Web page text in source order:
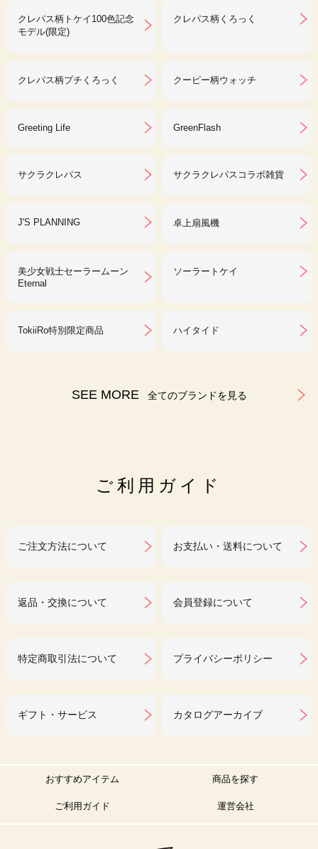
クレパス柄トケイ100色記念
モデル(限定)
クレパス柄くろっく
クレパス柄プチくろっく クーピー柄ウォッチ
Greeting Life GreenFlash
サクラクレパス サクラクレパスコラボ雑貨
J'S PLANNING 卓上扇風機
美少女戦士セーラームーン
Eternal
ソーラートケイ
TokiiRo特別限定商品 ハイタイド
SEE MORE 全てのブランドを見る
ご利用ガイド
ご注文方法について お支払い・送料について
返品・交換について 会員登録について
特定商取引法について プライバシーポリシー
ギフト・サービス カタログアーカイブ
おすすめアイテム 商品を探す
ご利用ガイド 運営会社